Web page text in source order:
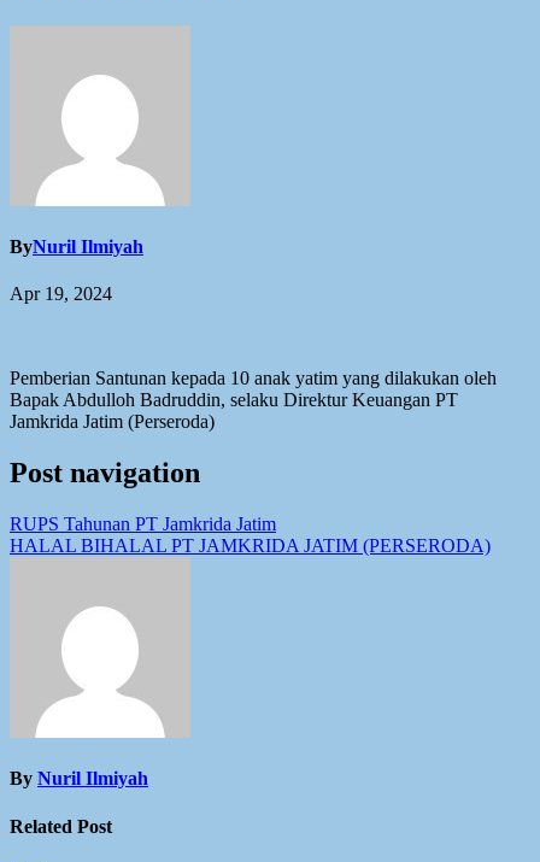
ByNuril Ilmiyah
Apr 19, 2024
Pemberian Santunan kepada 10 anak yatim yang dilakukan oleh
Bapak Abdulloh Badruddin, selaku Direktur Keuangan PT
Jamkrida Jatim (Perseroda)
Post navigation
RUPS Tahunan PT Jamkrida Jatim
HALAL BIHALAL PT JAMKRIDA JATIM (PERSERODA)
By Nuril Ilmiyah
Related Post